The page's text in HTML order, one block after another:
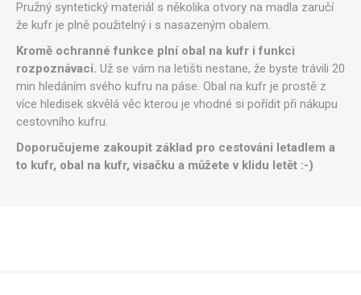
Pružný syntetický materiál s několika otvory na madla zaručí
že kufr je plně použitelný i s nasazeným obalem.
Kromě ochranné funkce plní obal na kufr i funkci
rozpoznávací. Už se vám na letišti nestane, že byste trávili 20
min hledáním svého kufru na páse. Obal na kufr je prostě z
více hledisek skvělá věc kterou je vhodné si pořídit při nákupu
cestovního kufru.
Doporučujeme zakoupit základ pro cestováni letadlem a
to kufr, obal na kufr, visačku a můžete v klidu letět :-)